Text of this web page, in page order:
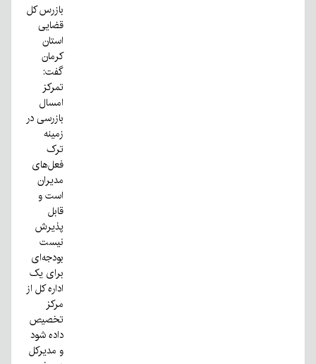
بازرس کل
قضایی
استان
کرمان
گفت:
تمرکز
امسال
بازرسی در
زمینه
ترک
فعل‌های
مدیران
است و
قابل
پذیرش
نیست
بودجه‌ای
برای یک
اداره کل از
مرکز
تخصیص
داده شود
و مدیرکل